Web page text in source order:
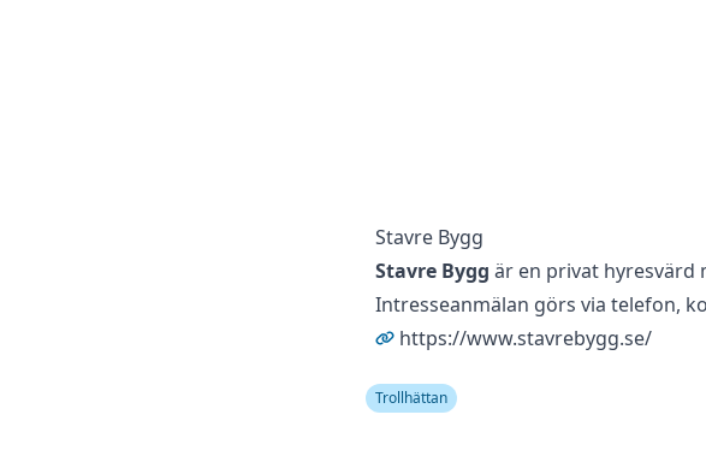
Stavre Bygg
Stavre Bygg är en privat hyresvärd
Intresseanmälan görs via telefon,
https://www.stavrebygg.se/
Trollhättan